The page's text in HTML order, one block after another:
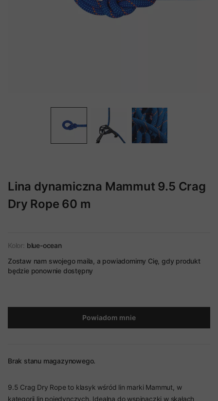
Lina dynamiczna Mammut 9.5 Crag
Dry Rope 60 m
Kolor: blue-ocean
Zostaw nam swojego maila, a powiadomimy Cię, gdy produkt
będzie ponownie dostępny
Powiadom mnie
Brak stanu magazynowego.
9.5 Crag Dry Rope to klasyk wśród lin marki Mammut, w
kategorii lin pojedynczych. Idealna do wspinaczki w skałach